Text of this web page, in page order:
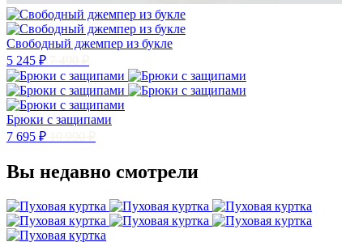
Свободный джемпер из букле
5 245 ₽
Брюки с защипами
7 695 ₽
Вы недавно смотрели